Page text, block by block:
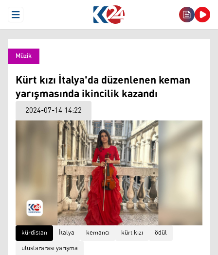
Open Menu
Müzik
Kürt kızı İtalya'da düzenlenen keman
yarışmasında ikincilik kazandı
2024-07-14 14:22
kürdistan İtalya kemancı kürt kızı
ödül
uluslararası yarışma